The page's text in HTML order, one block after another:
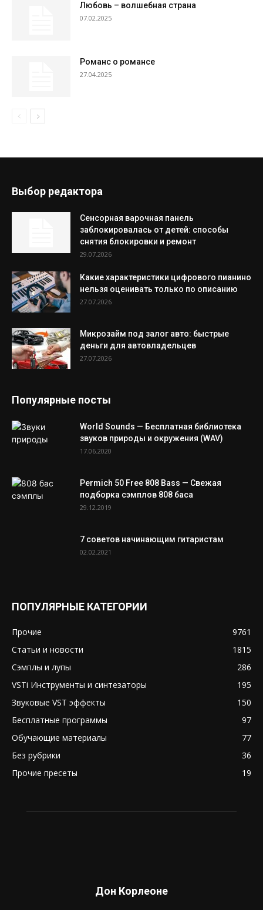
Любовь – волшебная страна
07.02.2025
Романс о романсе
27.04.2025
Выбор редактора
Сенсорная варочная панель
заблокировалась от детей: способы
снятия блокировки и ремонт
29.07.2026
Какие характеристики цифрового пианино
нельзя оценивать только по описанию
27.07.2026
Микрозайм под залог авто: быстрые
деньги для автовладельцев
27.07.2026
Популярные посты
World Sounds — Бесплатная библиотека
звуков природы и окружения (WAV)
17.06.2020
Permich 50 Free 808 Bass — Свежая
подборка сэмплов 808 баса
29.12.2019
7 советов начинающим гитаристам
02.02.2021
ПОПУЛЯРНЫЕ КАТЕГОРИИ
Прочие
9761
Статьи и новости
1815
Сэмплы и лупы
286
VSTi Инструменты и синтезаторы
195
Звуковые VST эффекты
150
Бесплатные программы
97
Обучающие материалы
77
Без рубрики
36
Прочие пресеты
19
Дон Корлеоне